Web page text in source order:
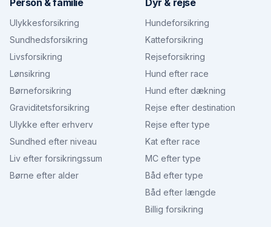
Person & familie
Ulykkesforsikring
Sundhedsforsikring
Livsforsikring
Lønsikring
Børneforsikring
Graviditetsforsikring
Ulykke efter erhverv
Sundhed efter niveau
Liv efter forsikringssum
Børne efter alder
Dyr & rejse
Hundeforsikring
Katteforsikring
Rejseforsikring
Hund efter race
Hund efter dækning
Rejse efter destination
Rejse efter type
Kat efter race
MC efter type
Båd efter type
Båd efter længde
Billig forsikring